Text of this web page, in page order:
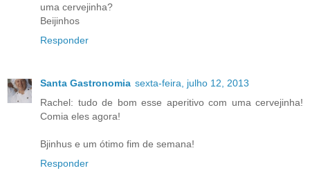
uma cervejinha?
Beijinhos
Responder
Santa Gastronomia sexta-feira, julho 12, 2013
Rachel: tudo de bom esse aperitivo com uma cervejinha!
Comia eles agora!
Bjinhus e um ótimo fim de semana!
Responder